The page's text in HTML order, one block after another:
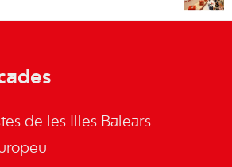
de les Illes Balears